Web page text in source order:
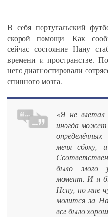
В себя португальский
скорой помощи. Как
сейчас состояние Нану
времени и пространстве.
него диагностировали
спинного мозга.
«Я не влетал
иногда может
меня сбоку,
было злого
момент. И я
Нану, но мне
молится за
все было